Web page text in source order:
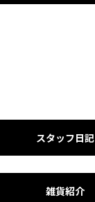
スタッフ日記
雑貨紹介